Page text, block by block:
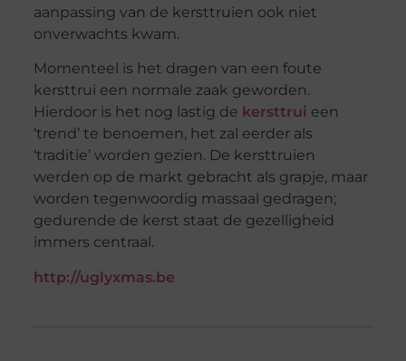
aanpassing van de kersttruien ook niet
onverwachts kwam.
Momenteel is het dragen van een foute
kersttrui een normale zaak geworden.
Hierdoor is het nog lastig de kersttrui een
‘trend’ te benoemen, het zal eerder als
‘traditie’ worden gezien. De kersttruien
werden op de markt gebracht als grapje, maar
worden tegenwoordig massaal gedragen;
gedurende de kerst staat de gezelligheid
immers centraal.
http://uglyxmas.be